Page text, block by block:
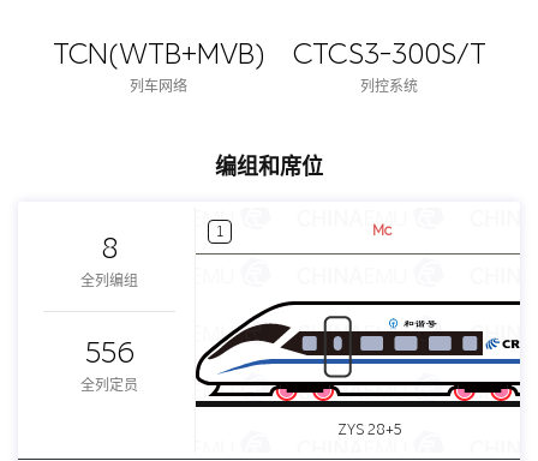
TCN(WTB+MVB)
列车网络
CTCS3-300S/T
列控系统
编组和席位
8
全列编组
556
全列定员
1 Mc
ZYS 28+5